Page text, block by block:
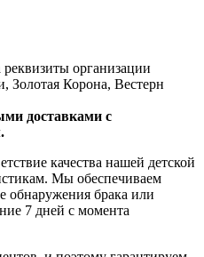
организации
Золотая Корона, Вестерн
доставками с
качества нашей детской
Мы обеспечиваем
обнаружения брака или
7 дней с момента